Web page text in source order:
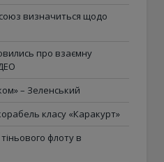
визначиться щодо
про взаємну
– Зеленський
класу «Каракурт»
флоту в